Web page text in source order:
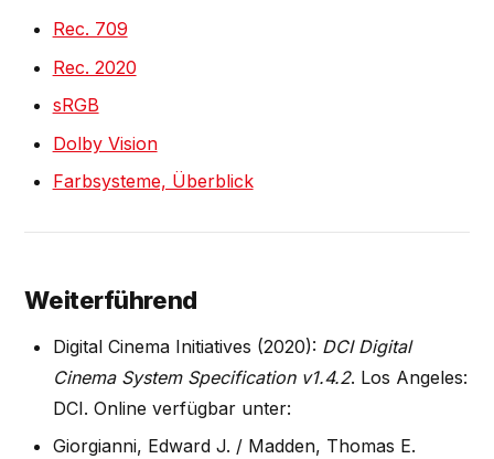
Rec. 709
Rec. 2020
sRGB
Dolby Vision
Farbsysteme, Überblick
Weiterführend
Digital Cinema Initiatives (2020): DCI Digital
Cinema System Specification v1.4.2. Los Angeles:
DCI. Online verfügbar unter:
Giorgianni, Edward J. / Madden, Thomas E.